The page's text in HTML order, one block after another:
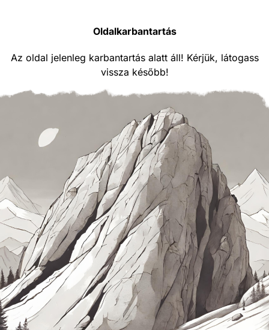
Oldalkarbantartás
Az oldal jelenleg karbantartás alatt áll! Kérjük, látogass
vissza később!